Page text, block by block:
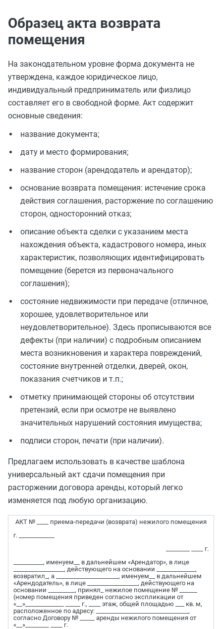
Образец акта возврата
помещения
На законодательном уровне форма документа не
утверждена, каждое юридическое лицо,
индивидуальный предприниматель или физлицо
составляет его в свободной форме. Акт содержит
основные сведения:
название документа;
дату и место формирования;
название сторон (арендодатель и арендатор);
основание возврата помещения: истечение срока
действия соглашения, расторжение по соглашению
сторон, односторонний отказ;
описание объекта сделки с указанием места
нахождения объекта, кадастрового номера, иных
характеристик, позволяющих идентифицировать
помещение (берется из первоначального
соглашения);
состояние недвижимости при передаче (отличное,
хорошее, удовлетворительное или
неудовлетворительное). Здесь прописываются все
дефекты (при наличии) с подробным описанием
места возникновения и характера повреждений,
состояние внутренней отделки, дверей, окон,
показания счетчиков и т.п.;
отметку принимающей стороны об отсутствии
претензий, если при осмотре не выявлено
значительных нарушений состояния имущества;
подписи сторон, печати (при наличии).
Предлагаем использовать в качестве шаблона
универсальный акт сдачи помещения при
расторжении договора аренды, который легко
изменяется под любую организацию.
АКТ № ____ приема-передачи (возврата) нежилого помещения
г. ____________
________ ____ г.
__________, именуем__ в дальнейшем «Арендатор», в лице
_________________, действующего на основании _____________,
возвратил_, а _____________________, именуем__ в дальнейшем
«Арендодатель», в лице _________________, действующего на
основании _________, принял_ нежилое помещение № ______
(номер помещения приведен согласно экспликации от
«__»_____________ _____ г., ____ этаж, общей площадью ___ кв. м,
расположенное по адресу: _______________________________,
согласно Договору № _____ аренды нежилого помещения от
«__»________ ____ г.